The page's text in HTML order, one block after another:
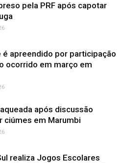
pela PRF após capotar
apreendido por participação
ocorrido em março em
após discussão
ciúmes em Marumbi
realiza Jogos Escolares